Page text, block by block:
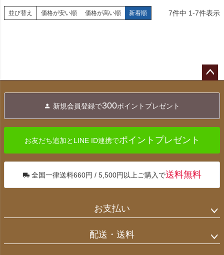
並び替え 価格が安い順 価格が高い順 新着順 7件中 1-7件表示
へ
新規会員登録で300ポイントプレゼント
お友だち追加とLINE ID連携でポイントプレゼント
全国一律送料660円 / 5,500円以上ご購入で送料無料
お支払い
配送・送料